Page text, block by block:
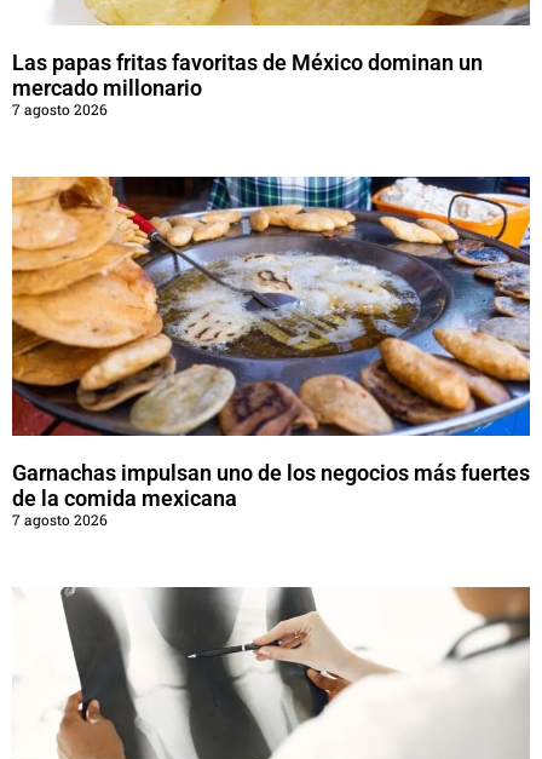
Las papas fritas favoritas de México dominan un
mercado millonario
7 agosto 2026
Garnachas impulsan uno de los negocios más fuertes
de la comida mexicana
7 agosto 2026